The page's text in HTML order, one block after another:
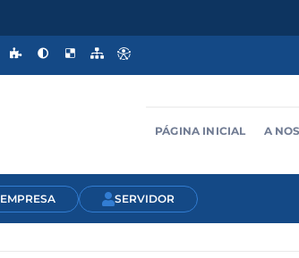
PÁGINA INICIAL A
EMPRESA SERVIDOR